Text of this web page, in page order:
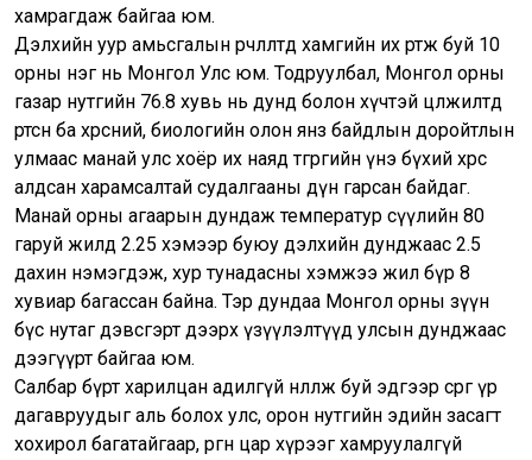
хамрагдаж байгаа юм.
Дэлхийн уур амьсгалын өөрчлөлтөд хамгийн их өртөж буй 10
орны нэг нь Монгол Улс юм. Тодруулбал, Монгол орны
газар нутгийн 76.8 хувь нь дунд болон хүчтэй цөлжилтөд
өртсөн ба хөрсний, биологийн олон янз байдлын доройтлын
улмаас манай улс хоёр их наяд төгрөгийн үнэ бүхий хөрсөө
алдсан харамсалтай судалгааны дүн гарсан байдаг.
Манай орны агаарын дундаж температур сүүлийн 80
гаруй жилд 2.25 хэмээр буюу дэлхийн дунджаас 2.5
дахин нэмэгдэж, хур тунадасны хэмжээ жил бүр 8
хувиар багассан байна. Тэр дундаа Монгол орны зүүн
бүс нутаг дэвсгэрт дээрх үзүүлэлтүүд улсын дунджаас
дээгүүрт байгаа юм.
Салбар бүрт харилцан адилгүй нөлөөлж буй эдгээр сөрөг үр
дагавруудыг аль болох улс, орон нутгийн эдийн засагт
хохирол багатайгаар, өргөн цар хүрээг хамруулалгүй